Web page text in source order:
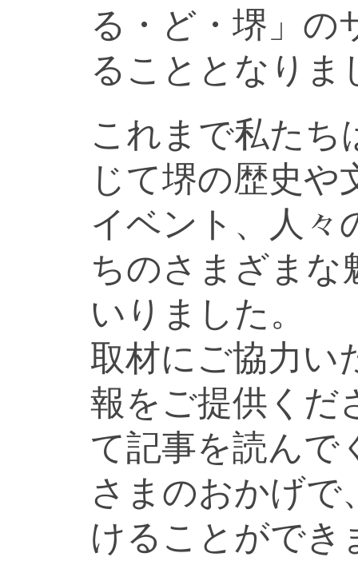
る・ど・堺」の
ることとなりま
これまで私たち
じて堺の歴史や
イベント、人々
ちのさまざまな
いりました。
取材にご協力い
報をご提供くだ
て記事を読んで
さまのおかげで
けることができ